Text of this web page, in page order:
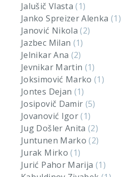
Jalušič Vlasta(1)
Janko Spreizer Alenka (1)
Janović Nikola(2)
Jazbec Milan (1)
Jelnikar Ana (2)
Jevnikar Martin (1)
Joksimović Marko(1)
Jontes Dejan (1)
Josipovič Damir (5)
Jovanović Igor(1)
Jug Došler Anita(2)
Juntunen Marko(2)
Jurak Mirko(1)
Jurić Pahor Marija (1)